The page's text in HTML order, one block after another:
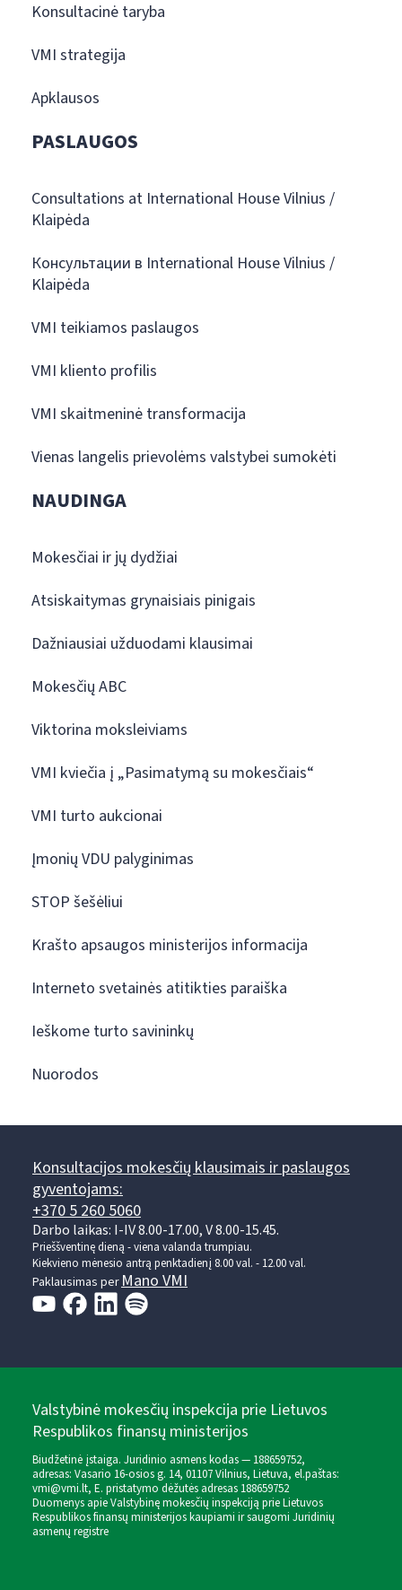
Konsultacinė taryba
VMI strategija
Apklausos
PASLAUGOS
Consultations at International House Vilnius /
Klaipėda
Консультации в International House Vilnius /
Klaipėda
VMI teikiamos paslaugos
VMI kliento profilis
VMI skaitmeninė transformacija
Vienas langelis prievolėms valstybei sumokėti
NAUDINGA
Mokesčiai ir jų dydžiai
Atsiskaitymas grynaisiais pinigais
Dažniausiai užduodami klausimai
Mokesčių ABC
Viktorina moksleiviams
VMI kviečia į „Pasimatymą su mokesčiais“
VMI turto aukcionai
Įmonių VDU palyginimas
STOP šešėliui
Krašto apsaugos ministerijos informacija
Interneto svetainės atitikties paraiška
Ieškome turto savininkų
Nuorodos
Konsultacijos mokesčių klausimais ir paslaugos
gyventojams:
+370 5 260 5060
Darbo laikas: I-IV 8.00-17.00, V 8.00-15.45.
Prieššventinę dieną - viena valanda trumpiau.
Kiekvieno mėnesio antrą penktadienį 8.00 val. - 12.00 val.
Paklausimas perMano VMI
Valstybinė mokesčių inspekcija prie Lietuvos
Respublikos finansų ministerijos
Biudžetinė įstaiga. Juridinio asmens kodas — 188659752,
adresas: Vasario 16-osios g. 14, 01107 Vilnius, Lietuva, el.paštas:
vmi@vmi.lt, E. pristatymo dėžutės adresas 188659752
Duomenys apie Valstybinę mokesčių inspekciją prie Lietuvos
Respublikos finansų ministerijos kaupiami ir saugomi Juridinių
asmenų registre